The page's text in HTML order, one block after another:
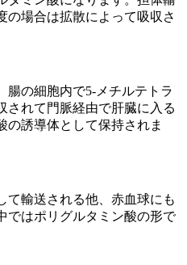
の場合は拡散によって吸収さ
腸の細胞内で5-メチルテトラ
されて門脈経由で肝臓に入る
の誘導体として保持されま
て輸送される他、赤血球にも
ではポリグルタミン酸の形で